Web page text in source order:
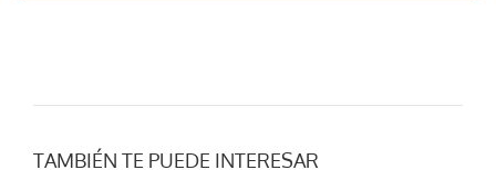
TAMBIÉN TE PUEDE INTERESAR